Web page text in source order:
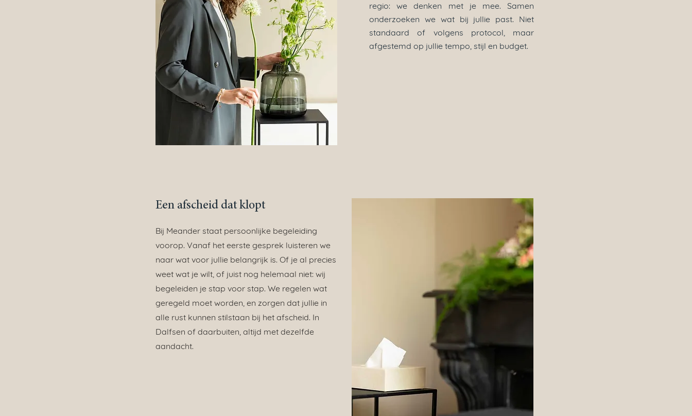
Een afscheid dat klopt
Bij Meander staat persoonlijke begeleiding
voorop. Vanaf het eerste gesprek luisteren we
naar wat voor jullie belangrijk is. Of je al precies
weet wat je wilt, of juist nog helemaal niet: wij
begeleiden je stap voor stap. We regelen wat
geregeld moet worden, en zorgen dat jullie in
alle rust kunnen stilstaan bij het afscheid. In
Dalfsen of daarbuiten, altijd met dezelfde
aandacht.
regio: we denken met je mee. Samen
onderzoeken we wat bij jullie past. Niet
standaard of volgens protocol, maar
afgestemd op jullie tempo, stijl en budget.